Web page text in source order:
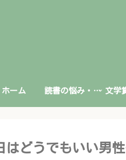
ホーム 読書の悩み・本との向き合い方
はどうでもいい男